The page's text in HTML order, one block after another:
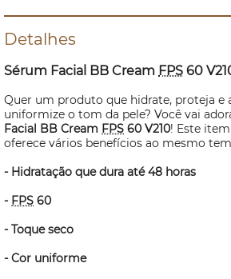
Detalhes
Sérum Facial BB Cream FPS 60
Quer um produto que hidrate, proteja e
uniformize o tom da pele? Você vai
Facial BB Cream FPS 60 V210! Este
oferece vários benefícios ao mesmo
- Hidratação que dura até 48 horas
- FPS 60
- Toque seco
- Cor uniforme